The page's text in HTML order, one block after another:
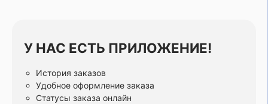
У НАС ЕСТЬ ПРИЛОЖЕНИЕ!
История заказов
Удобное оформление заказа
Статусы заказа онлайн